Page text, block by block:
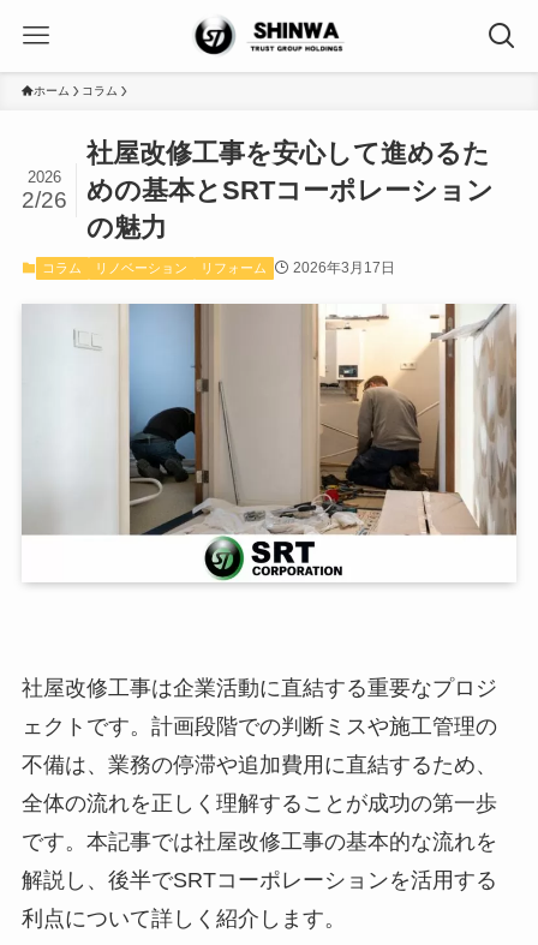
ホーム コラム
社屋改修工事を安心して進めるた
めの基本とSRTコーポレーション
の魅力
2026
2/26
コラム リノベーション リフォーム 2026年3月17日
社屋改修工事は企業活動に直結する重要なプロジ
ェクトです。計画段階での判断ミスや施工管理の
不備は、業務の停滞や追加費用に直結するため、
全体の流れを正しく理解することが成功の第一歩
です。本記事では社屋改修工事の基本的な流れを
解説し、後半でSRTコーポレーションを活用する
利点について詳しく紹介します。